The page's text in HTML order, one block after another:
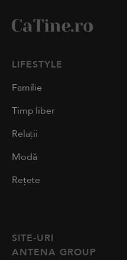
LIFESTYLE
Familie
Timp liber
Relații
Modă
Rețete
SITE-URI
ANTENA GROUP